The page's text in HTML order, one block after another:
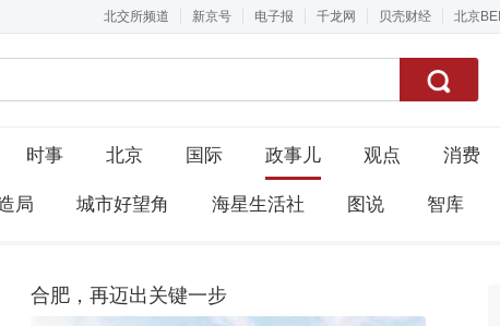
北交所频道 新京号 电子报 千龙网 贝壳财经 北京
时事 北京 国际 政事儿 观点 消费
局 城市好望角 海星生活社 图说 智库
合肥，再迈出关键一步